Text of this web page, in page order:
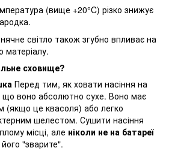
(вище +20°C) різко знижує
світло також згубно впливає на
матеріалу.
сховище?
Перед тим, як ховати насіння на
що воно абсолютно сухе. Воно має
(якщо це квасоля) або легко
шелестом. Сушити насіння
місці, але ніколи не на батареї
"зварите".